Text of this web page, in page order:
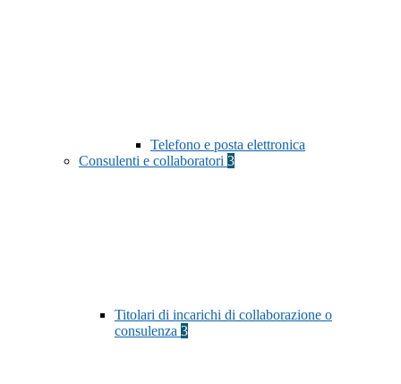
Telefono e posta elettronica
Consulenti e collaboratori 3
Titolari di incarichi di collaborazione o
consulenza 3